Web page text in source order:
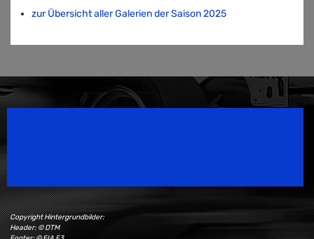
zur Übersicht aller Galerien der Saison 2025
Copyright Hintergrundbilder:
Header: © DTM